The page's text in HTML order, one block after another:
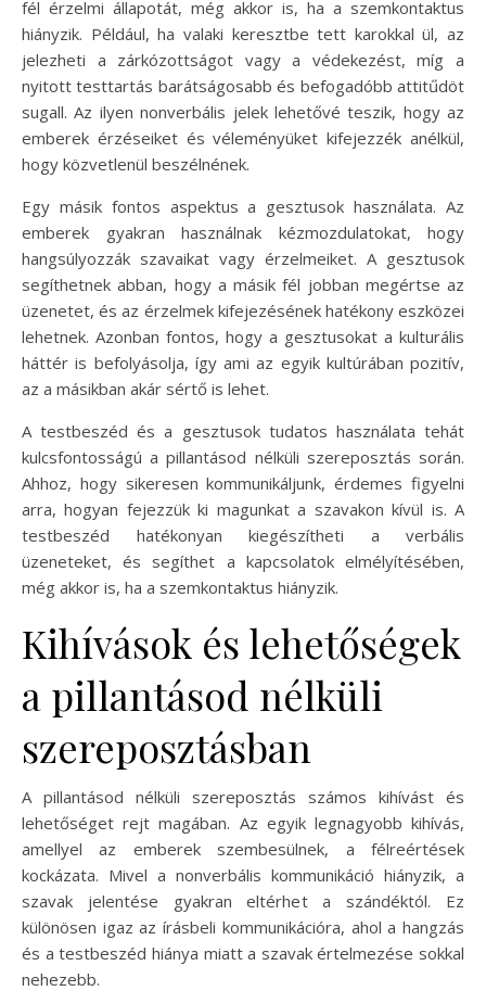
fél érzelmi állapotát, még akkor is, ha a szemkontaktus
hiányzik. Például, ha valaki keresztbe tett karokkal ül, az
jelezheti a zárkózottságot vagy a védekezést, míg a
nyitott testtartás barátságosabb és befogadóbb attitűdöt
sugall. Az ilyen nonverbális jelek lehetővé teszik, hogy az
emberek érzéseiket és véleményüket kifejezzék anélkül,
hogy közvetlenül beszélnének.
Egy másik fontos aspektus a gesztusok használata. Az
emberek gyakran használnak kézmozdulatokat, hogy
hangsúlyozzák szavaikat vagy érzelmeiket. A gesztusok
segíthetnek abban, hogy a másik fél jobban megértse az
üzenetet, és az érzelmek kifejezésének hatékony eszközei
lehetnek. Azonban fontos, hogy a gesztusokat a kulturális
háttér is befolyásolja, így ami az egyik kultúrában pozitív,
az a másikban akár sértő is lehet.
A testbeszéd és a gesztusok tudatos használata tehát
kulcsfontosságú a pillantásod nélküli szereposztás során.
Ahhoz, hogy sikeresen kommunikáljunk, érdemes figyelni
arra, hogyan fejezzük ki magunkat a szavakon kívül is. A
testbeszéd hatékonyan kiegészítheti a verbális
üzeneteket, és segíthet a kapcsolatok elmélyítésében,
még akkor is, ha a szemkontaktus hiányzik.
Kihívások és lehetőségek
a pillantásod nélküli
szereposztásban
A pillantásod nélküli szereposztás számos kihívást és
lehetőséget rejt magában. Az egyik legnagyobb kihívás,
amellyel az emberek szembesülnek, a félreértések
kockázata. Mivel a nonverbális kommunikáció hiányzik, a
szavak jelentése gyakran eltérhet a szándéktól. Ez
különösen igaz az írásbeli kommunikációra, ahol a hangzás
és a testbeszéd hiánya miatt a szavak értelmezése sokkal
nehezebb.